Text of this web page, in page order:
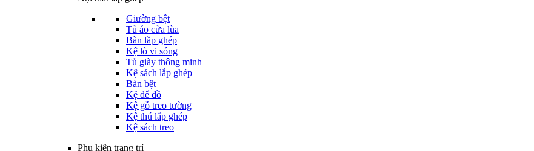
Giường bệt
Tủ áo cửa lùa
Bàn lắp ghép
Kệ lò vi sóng
Tủ giày thông minh
Kệ sách lắp ghép
Bàn bệt
Kệ để đồ
Kệ gỗ treo tường
Kệ thú lắp ghép
Kệ sách treo
Phụ kiện trang trí